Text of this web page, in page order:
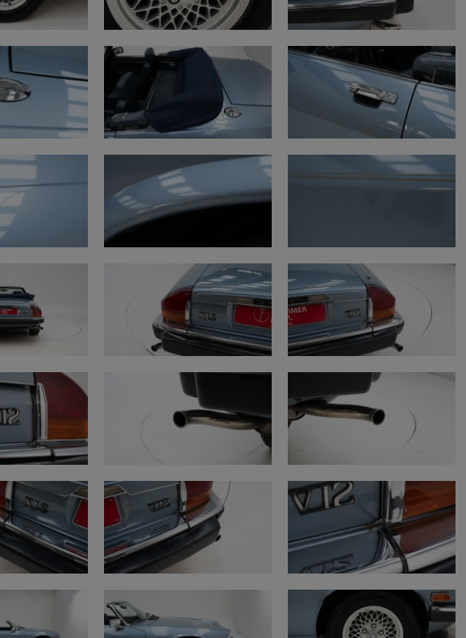
Documenti
• Documenti di immatricolazione belgi
Questa Jaguar XJS V12 è visibile
Lobulckstraat 9 – 9880 Aalter
Richiedete il rapporto completo via
oppure telefonate al +32 (0)472 40
Guardate i nostri video aggiuntivi:
https://www.youtube.com/
Chilometraggio delle auto d’epoca
https://www.youtube.com/
Procedura di acquisto
https://www.youtube.com/